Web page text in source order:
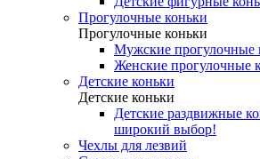
Прогулочные коньки
Прогулочные коньки
Мужские прогулочные
Женские прогулочные
Детские коньки
Детские коньки
Детские раздвижные
широкий выбор!
Чехлы для лезвий